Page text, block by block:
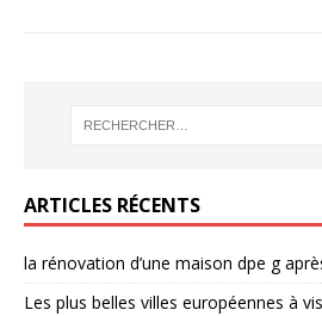
ARTICLES RÉCENTS
la rénovation d’une maison dpe g
Les plus belles villes européennes à